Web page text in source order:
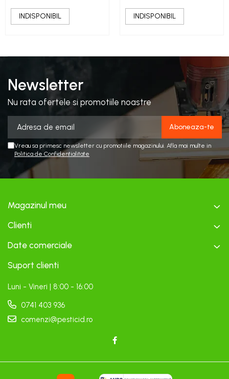
INDISPONIBIL
Cleaner
INDISPONIBIL
Newsletter
Nu rata ofertele si promotiile noastre
Vreau sa primesc newsletter cu promotiile magazinului. Afla mai multe in
Politica de Confidentialitate
Magazinul meu
Clienti
Date comerciale
Suport clienti
Luni - Vineri | 8:00 - 16:00
0741 403 936
comenzi@pesticid.ro